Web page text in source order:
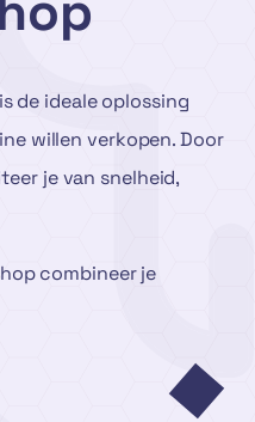
de ideale oplossing
willen verkopen. Door
je van snelheid,
combineer je